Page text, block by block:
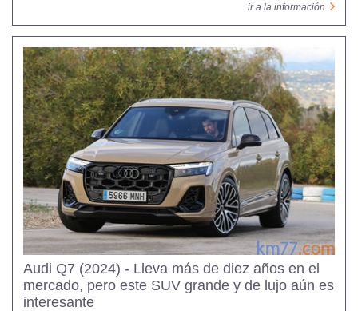
ir a la información
Audi Q7 (2024) - Lleva más de diez años en el
mercado, pero este SUV grande y de lujo aún es
interesante